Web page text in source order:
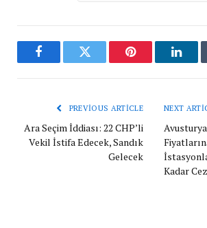
FacebookTwitter Pinterest
PREVIOUS ARTICLE
Ara Seçim İddiası: 22 CHP’li
Vekil İstifa Edecek, Sandık
Gelecek
NEXT
Kadar